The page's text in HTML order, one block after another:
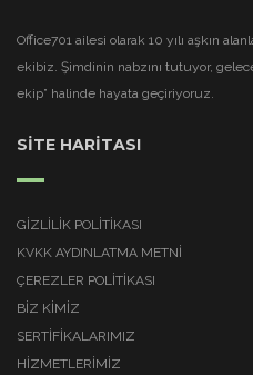
Office701 ailesi olarak 10 yılı aşkın
ekibiz. Şimdinin nabzını tutuyor,
ekip” halinde hayata geçiriyoruz.
SİTE HARİTASI
GIZLILIK POLITIKASI
KVKK AYDINLATMA METNI
ÇEREZLER POLITIKASI
BİZ KİMİZ
SERTİFİKALARIMIZ
HİZMETLERİMİZ